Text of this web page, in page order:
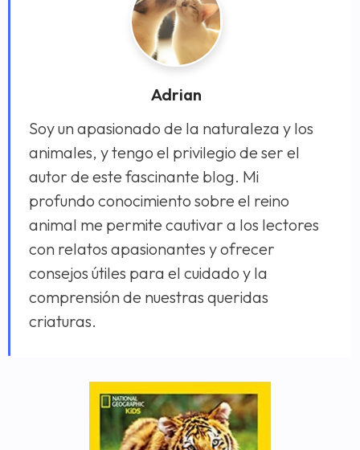
Adrian
Soy un apasionado de la naturaleza y los
animales, y tengo el privilegio de ser el
autor de este fascinante blog. Mi
profundo conocimiento sobre el reino
animal me permite cautivar a los lectores
con relatos apasionantes y ofrecer
consejos útiles para el cuidado y la
comprensión de nuestras queridas
criaturas.